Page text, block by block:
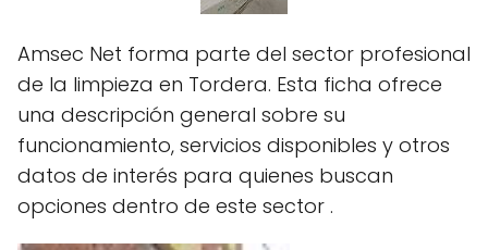
Amsec Net forma parte del sector profesional
de la limpieza en Tordera. Esta ficha ofrece
una descripción general sobre su
funcionamiento, servicios disponibles y otros
datos de interés para quienes buscan
opciones dentro de este sector .